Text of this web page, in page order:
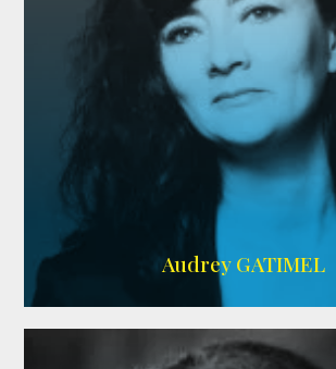
Audrey GATIMEL